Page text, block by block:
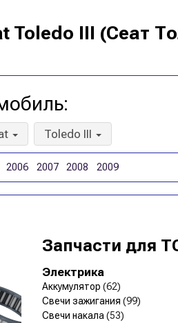
Toledo III (Сеат
2006 2007 2008 2009
Toledo III
Запчасти для
Электрика
Аккумулятор (62)
Свечи зажигания (99)
Свечи накала (53)